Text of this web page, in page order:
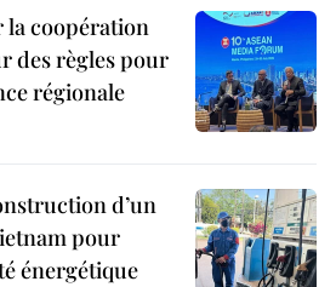
la coopération
des règles pour
régionale
d’un
pour
énergétique